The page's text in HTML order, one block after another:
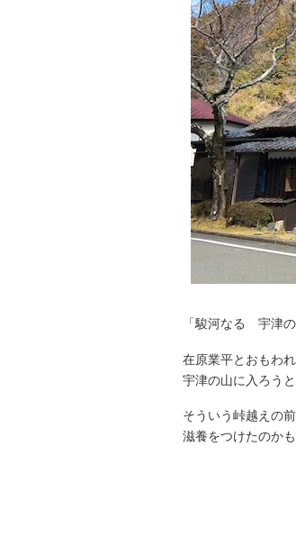
「駿河なる 宇
在原業平とおもわれ
宇津の山に入ろう
そういう峠越えの
滋養をつけたのかも